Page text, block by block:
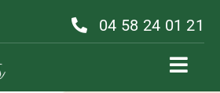
04 58 24 01 21